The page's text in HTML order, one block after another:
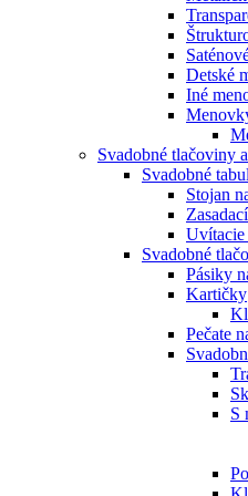
Detské
Iné
Svadobné tlačoviny
Svadobné
Stojan
Uvítacie
Svadobné
Pásiky
Kartičky
Pečate
S